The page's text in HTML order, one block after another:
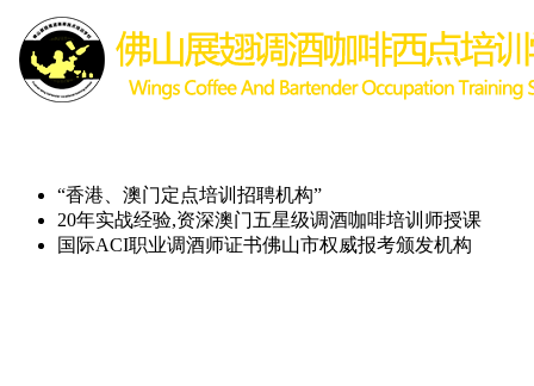
“香港、澳门定点培训招聘机构”
20年实战经验,资深澳门五星级调酒咖啡培训师授课
国际ACI职业调酒师证书佛山市权威报考颁发机构